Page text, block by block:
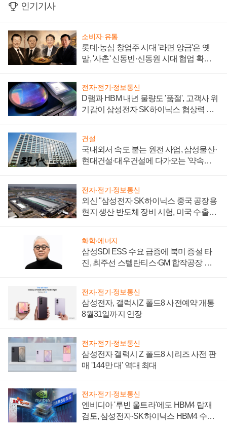
인기기사
소비자·유통
롯데·농심 창업주 시대 '라면 앙금'은 옛
말, '사촌' 신동빈·신동원 시대 협업 확대
전자·전기·정보통신
D램과 HBM 내년 물량도 '품절', 고객사 위
기감이 삼성전자 SK하이닉스 협상력 더
건설
국내외서 속도 붙는 원전 사업, 삼성물산·
현대건설·대우건설에 다가오는 '약속의
전자·전기·정보통신
외신 "삼성전자 SK하이닉스 중국 공장용
현지 생산 반도체 장비 시험, 미국 수출통
화학·에너지
삼성SDI ESS 수요 급증에 북미 증설 타
진, 최주선 스텔란티스·GM 합작공장 건
전자·전기·정보통신
삼성전자, 갤럭시Z 폴드8 사전예약 개통
8월31일까지 연장
전자·전기·정보통신
삼성전자 갤럭시 Z 폴드8 시리즈 사전 판
매 '144만 대' 역대 최대
전자·전기·정보통신
엔비디아 '루빈 울트라'에도 HBM4 탑재
검토, 삼성전자·SK하이닉스 HBM4 수율